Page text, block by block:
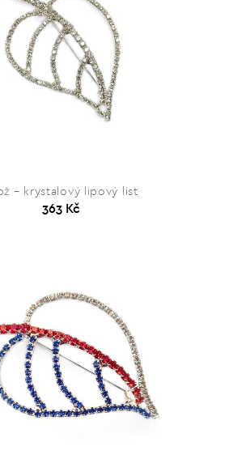
– krystalový lipový list
363 Kč